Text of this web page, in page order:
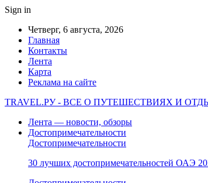
Sign in
Четверг, 6 августа, 2026
Главная
Контакты
Лента
Карта
Реклама на сайте
TRAVEL.РУ - ВСЕ О ПУТЕШЕСТВИЯХ И
Лента — новости, обзоры
Достопримечательности
Достопримечательности
30 лучших достопримечательностей ОАЭ